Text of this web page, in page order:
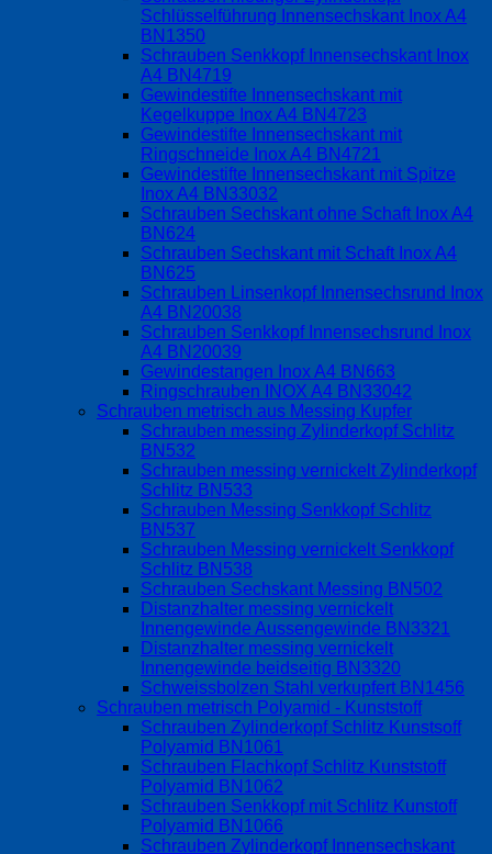
Schlüsselführung Innensechskant Inox A4
BN1350
Schrauben Senkkopf Innensechskant Inox
A4 BN4719
Gewindestifte Innensechskant mit
Kegelkuppe Inox A4 BN4723
Gewindestifte Innensechskant mit
Ringschneide Inox A4 BN4721
Gewindestifte Innensechskant mit Spitze
Inox A4 BN33032
Schrauben Sechskant ohne Schaft Inox A4
BN624
Schrauben Sechskant mit Schaft Inox A4
BN625
Schrauben Linsenkopf Innensechsrund Inox
A4 BN20038
Schrauben Senkkopf Innensechsrund Inox
A4 BN20039
Gewindestangen Inox A4 BN663
Ringschrauben INOX A4 BN33042
Schrauben metrisch aus Messing Kupfer
Schrauben messing Zylinderkopf Schlitz
BN532
Schrauben messing vernickelt Zylinderkopf
Schlitz BN533
Schrauben Messing Senkkopf Schlitz
BN537
Schrauben Messing vernickelt Senkkopf
Schlitz BN538
Schrauben Sechskant Messing BN502
Distanzhalter messing vernickelt
Innengewinde Aussengewinde BN3321
Distanzhalter messing vernickelt
Innengewinde beidseitig BN3320
Schweissbolzen Stahl verkupfert BN1456
Schrauben metrisch Polyamid - Kunststoff
Schrauben Zylinderkopf Schlitz Kunstsoff
Polyamid BN1061
Schrauben Flachkopf Schlitz Kunststoff
Polyamid BN1062
Schrauben Senkkopf mit Schlitz Kunstoff
Polyamid BN1066
Schrauben Zylinderkopf Innensechskant